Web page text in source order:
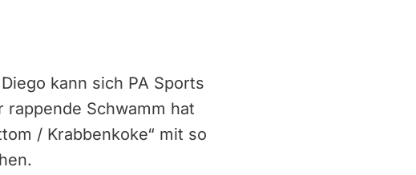
kann sich PA Sports
Schwamm hat
/ Krabbenkoke“ mit so